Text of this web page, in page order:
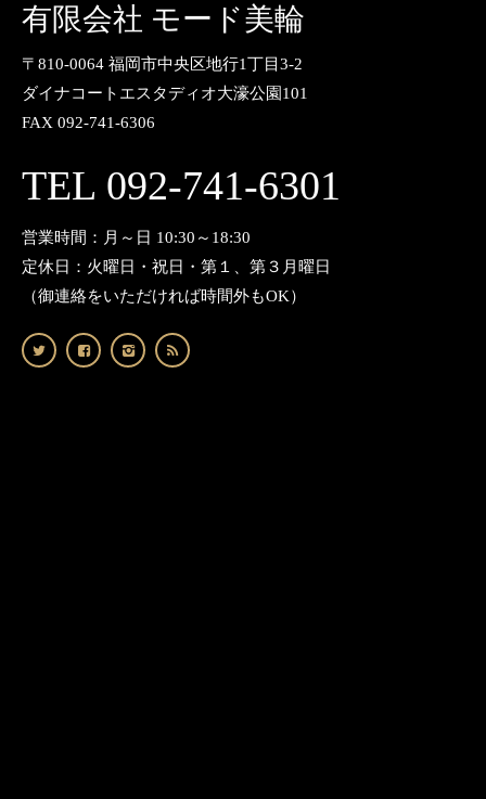
有限会社 モード美輪
〒810-0064 福岡市中央区地行1丁目3-2
ダイナコートエスタディオ大濠公園101
FAX 092-741-6306
TEL 092-741-6301
営業時間：月～日 10:30～18:30
定休日：火曜日・祝日・第１、第３月曜日
（御連絡をいただければ時間外もOK）